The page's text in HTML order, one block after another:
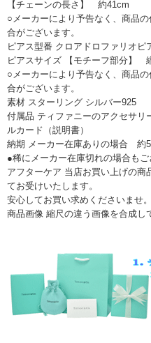
【チェーンの長さ】 約41cm
○メーカーにより予告なく、商品
合がございます。
ピアス型番 クロアドロファリオピ
ピアスサイズ 【モチーフ部分】
○メーカーにより予告なく、商品
合がございます。
素材 スターリング シルバー925
付属品 ティファニーのアクセサリ
ルカード（説明書）
納期 メーカー在庫ありの場合 約
●稀にメーカー在庫切れの場合も
アフターケア 当店お買い上げの商
てお受けいたします。
安心してお買い求めくださいませ。
商品画像 縮尺の違う画像を合成し